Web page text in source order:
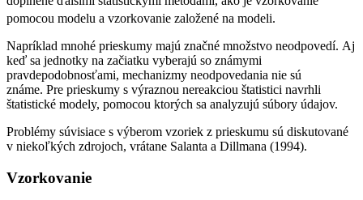
pomocou modelu a vzorkovanie založené na modeli.
Napríklad mnohé prieskumy majú značné množstvo neodpovedí. Aj
keď sa jednotky na začiatku vyberajú so známymi
pravdepodobnosťami, mechanizmy neodpovedania nie sú
známe. Pre prieskumy s výraznou nereakciou štatistici navrhli
štatistické modely, pomocou ktorých sa analyzujú súbory údajov.
Problémy súvisiace s výberom vzoriek z prieskumu sú diskutované
v niekoľkých zdrojoch, vrátane Salanta a Dillmana (1994).
Vzorkovanie